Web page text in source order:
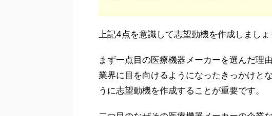
上記4点を意識して志望動機を作成しましょ
まず一点目の医療機器メーカーを選んだ理
業界に目を向けるようになったきっかけと
うに志望動機を作成することが重要です。